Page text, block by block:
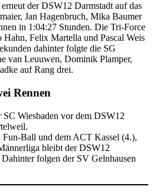
der DSW12 Darmstadt auf das
Jan Hagenbruch, Mika Baumer
in 1:04:27 Stunden. Die Tri-Force
Felix Martella und Pascal Weis
dahinter folgte die SG
van Leuuwen, Dominik Plamper,
auf Rang drei.
Rennen
Wiesbaden vor dem DSW12
Fun-Ball und dem ACT Kassel (4.),
bleibt der DSW12
folgen der SV Gelnhausen